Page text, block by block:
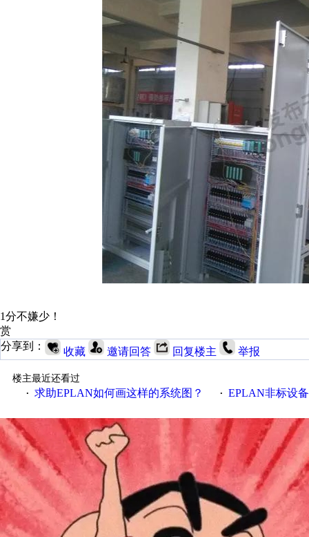
1分不嫌少！
赏
分享到：
收藏 邀请回答 回复楼主 举报
楼主最近还看过
· 求助EPLAN如何画这样的系统图？ · EPLAN非标设